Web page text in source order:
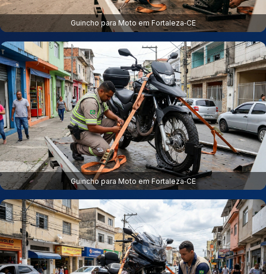
Guincho para Moto em Fortaleza‑CE
Guincho para Moto em Fortaleza‑CE